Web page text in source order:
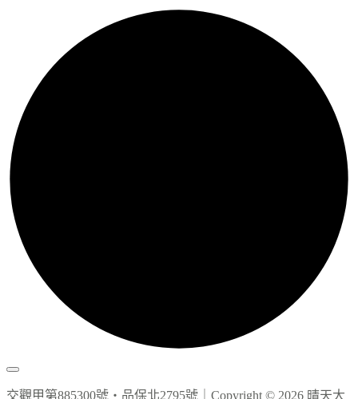
交觀甲第885300號‧品保北2795號｜Copyright © 2026 晴天大